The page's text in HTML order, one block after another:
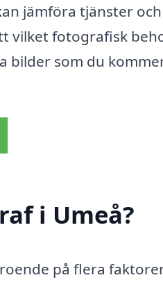
jämföra tjänster
vilket fotografisk
bilder som du
i Umeå?
på flera